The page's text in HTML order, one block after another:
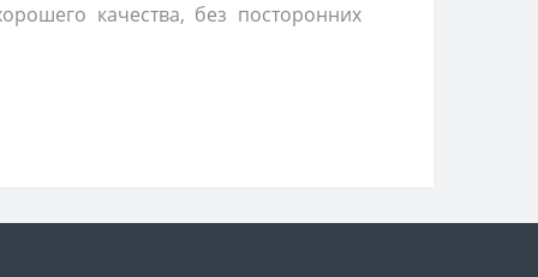
качества, без посторонних